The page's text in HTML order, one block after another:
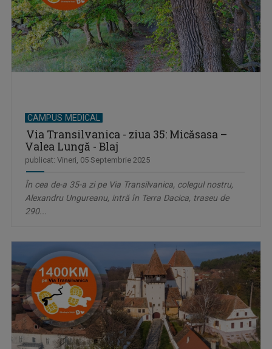
CAMPUS MEDICAL
Via Transilvanica - ziua 35: Micăsasa –
Valea Lungă - Blaj
publicat: Vineri, 05 Septembrie 2025
În cea de-a 35-a zi pe Via Transilvanica, colegul nostru,
Alexandru Ungureanu, intră în Terra Dacica, traseu de
290...